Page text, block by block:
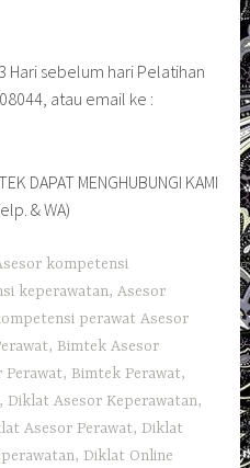
Hari sebelum hari Pelatihan
atau email ke :
DAPAT MENGHUBUNGI KAMI
& WA)
kompetensi
keperawatan,Asesor
perawat Asesor
, Bimtek Asesor
Perawat, Bimtek Perawat,
,Diklat Asesor Keperawatan,
Asesor Perawat,Diklat
,Diklat Online